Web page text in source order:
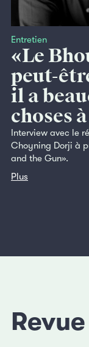
Entretien
«Le
peut-
il a
choses
Interview avec le
Choyning Dorji à
and the Gun».
Plus